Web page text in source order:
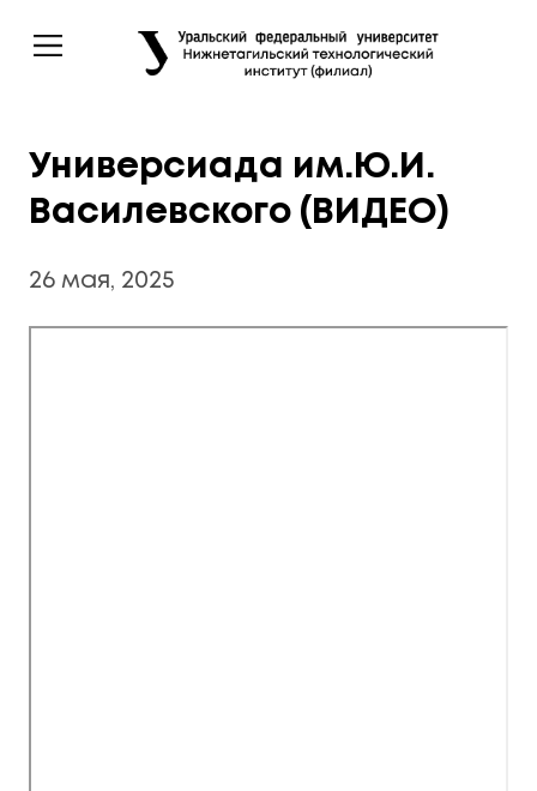
Универсиада им.Ю.И.
Василевского (ВИДЕО)
26 мая, 2025